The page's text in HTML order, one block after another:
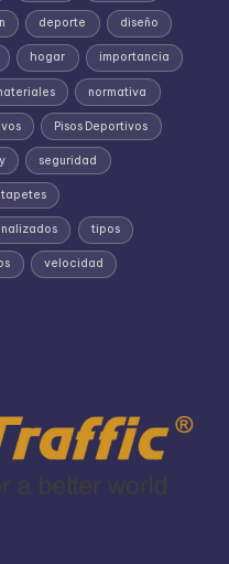
deporte diseño
hogar importancia
normativa
Pisos Deportivos
seguridad
tapetes
tipos
velocidad